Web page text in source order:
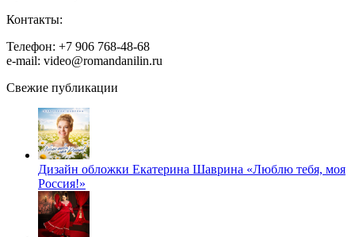
Контакты:
Телефон: +7 906 768-48-68
e-mail: video@romandanilin.ru
Свежие публикации
Дизайн обложки Екатерина Шаврина «Люблю тебя, моя
Россия!»